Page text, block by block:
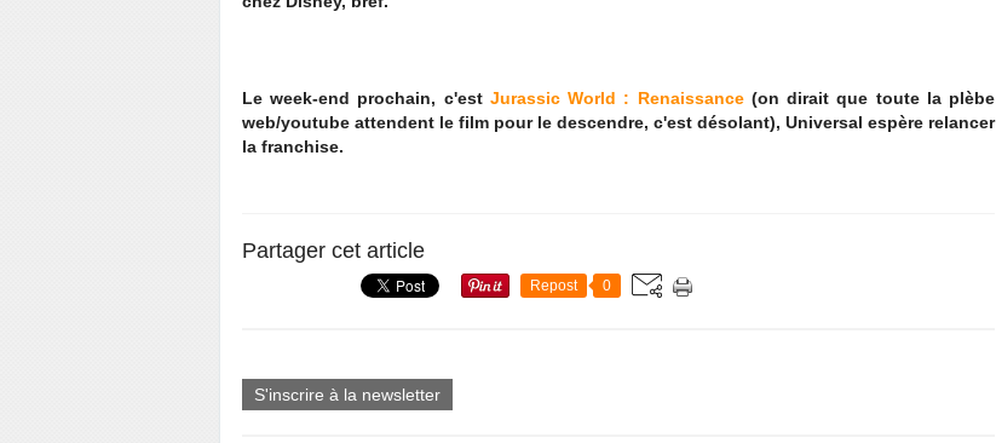
Le week-end prochain, c'est Jurassic World : Renaissance(on dirait que toute la plèbe
web/youtube attendent le film pour le descendre, c'est désolant), Universal espère relancer
la franchise.
Partager cet article
Repost 0
S'inscrire à la newsletter